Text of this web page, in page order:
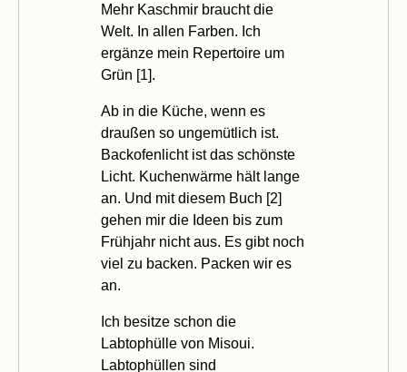
Mehr Kaschmir braucht die
Welt. In allen Farben. Ich
ergänze mein Repertoire um
Grün [1].
Ab in die Küche, wenn es
draußen so ungemütlich ist.
Backofenlicht ist das schönste
Licht. Kuchenwärme hält lange
an. Und mit diesem Buch [2]
gehen mir die Ideen bis zum
Frühjahr nicht aus. Es gibt noch
viel zu backen. Packen wir es
an.
Ich besitze schon die
Labtophülle von Misoui.
Labtophüllen sind